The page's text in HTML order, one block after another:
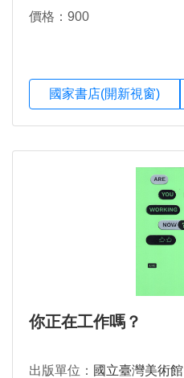
價格：900
國家書店(開新視窗)
你正在工作嗎？
出版單位： 國立臺灣美術館